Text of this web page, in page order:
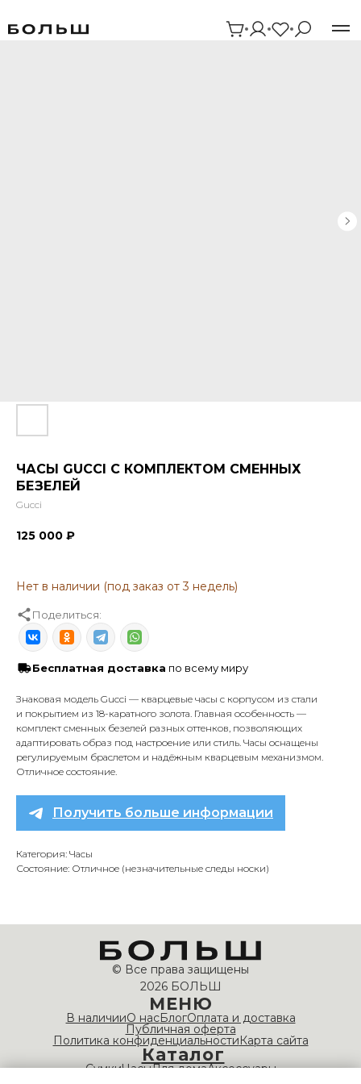
ЧАСЫ GUCCI С КОМПЛЕКТОМ СМЕННЫХ
БЕЗЕЛЕЙ
Gucci
125 000 ₽
Поделиться:
Бесплатная доставка по всему миру
Знаковая модель Gucci — кварцевые часы с корпусом из стали
и покрытием из 18-каратного золота. Главная особенность —
комплект сменных безелей разных оттенков, позволяющих
адаптировать образ под настроение или стиль. Часы оснащены
регулируемым браслетом и надёжным кварцевым механизмом.
Отличное состояние.
Получить больше информации
Категория: Часы
Состояние: Отличное (незначительные следы носки)
© Все права защищены
2026 БОЛЬШ
МЕНЮ
В наличииО насБлогОплата и доставка
Публичная оферта
Политика конфиденциальностиКарта сайта
Каталог
СумкиЧасыДля домаАксессуары